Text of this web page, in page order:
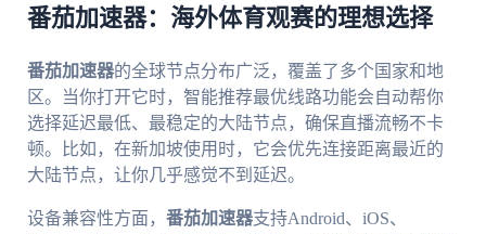
番茄加速器：海外体育观赛的理想选择
番茄加速器的全球节点分布广泛，覆盖了多个国家和地
区。当你打开它时，智能推荐最优线路功能会自动帮你
选择延迟最低、最稳定的大陆节点，确保直播流畅不卡
顿。比如，在新加坡使用时，它会优先连接距离最近的
大陆节点，让你几乎感觉不到延迟。
设备兼容性方面， 番茄加速器支持Android、iOS、